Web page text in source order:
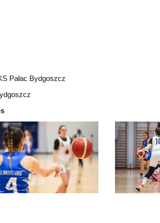
Pałac Bydgoszcz